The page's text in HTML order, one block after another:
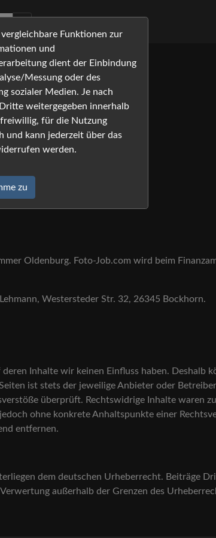
Oldenburg. Foto-Job.com wird beim
Westersteder Str. 32, 26345 Bockhorn.
Inhalte wir keinen Einfluss haben. Deshalb
ist stets der jeweilige Anbieter oder
überprüft. Rechtswidrige Inhalte waren
ohne konkrete Anhaltspunkte einer
entfernen.
dem deutschen Urheberrecht. Beiträge
außerhalb der Grenzen des
Funktionen zur
und
dient der Einbindung
Messung oder des
sozialer Medien. Je nach
weitergegeben innerhalb
für die Nutzung
und kann jederzeit über das
werden.
zu